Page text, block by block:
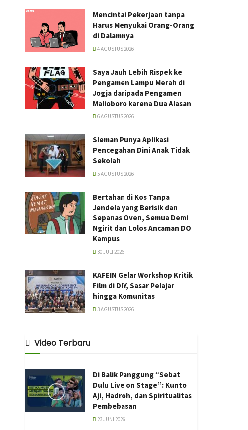
Mencintai Pekerjaan tanpa
Harus Menyukai Orang-Orang
di Dalamnya
4 AGUSTUS 2026
Saya Jauh Lebih Rispek ke
Pengamen Lampu Merah di
Jogja daripada Pengamen
Malioboro karena Dua Alasan
6 AGUSTUS 2026
Sleman Punya Aplikasi
Pencegahan Dini Anak Tidak
Sekolah
5 AGUSTUS 2026
Bertahan di Kos Tanpa
Jendela yang Berisik dan
Sepanas Oven, Semua Demi
Ngirit dan Lolos Ancaman DO
Kampus
30 JULI 2026
KAFEIN Gelar Workshop Kritik
Film di DIY, Sasar Pelajar
hingga Komunitas
3 AGUSTUS 2026
Video Terbaru
Di Balik Panggung “Sebat
Dulu Live on Stage”: Kunto
Aji, Hadroh, dan Spiritualitas
Pembebasan
23 JUNI 2026